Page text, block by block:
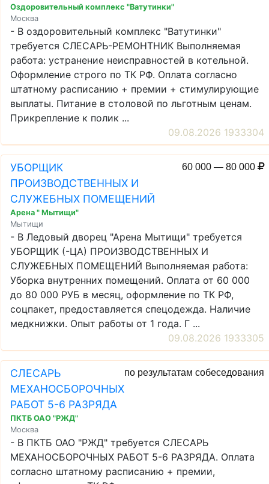
Оздоровительный комплекс "Ватутинки"
Москва
- В оздоровительный комплекс "Ватутинки"
требуется СЛЕСАРЬ-РЕМОНТНИК Выполняемая
работа: устранение неисправностей в котельной.
Оформление строго по ТК РФ. Оплата согласно
штатному расписанию + премии + стимулирующие
выплаты. Питание в столовой по льготным ценам.
Прикрепление к полик ...
09.08.2026 1933304
УБОРЩИК
ПРОИЗВОДСТВЕННЫХ И
СЛУЖЕБНЫХ ПОМЕЩЕНИЙ
60 000 — 80 000
Арена " Мытищи"
Мытищи
- В Ледовый дворец "Арена Мытищи" требуется
УБОРЩИК (-ЦА) ПРОИЗВОДСТВЕННЫХ И
СЛУЖЕБНЫХ ПОМЕЩЕНИЙ Выполняемая работа:
Уборка внутренних помещений. Оплата от 60 000
до 80 000 РУБ в месяц, оформление по ТК РФ,
соцпакет, предоставляется спецодежда. Наличие
медкнижки. Опыт работы от 1 года. Г ...
09.08.2026 1933305
СЛЕСАРЬ
МЕХАНОСБОРОЧНЫХ
РАБОТ 5-6 РАЗРЯДА
по результатам собеседования
ПКТБ ОАО "РЖД"
Москва
- В ПКТБ ОАО "РЖД" требуется СЛЕСАРЬ
МЕХАНОСБОРОЧНЫХ РАБОТ 5-6 РАЗРЯДА. Оплата
согласно штатному расписанию + премии,